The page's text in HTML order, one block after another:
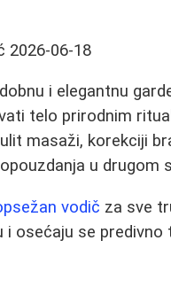
2026-06-18
i elegantnu
telo prirodnim
masaži, korekciji
u drugom
vodič za sve
i osećaju se predivno